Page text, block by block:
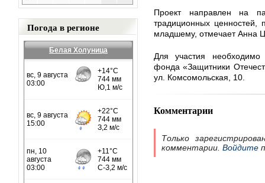
Погода в регионе
Белая Холуница
Проект направлен на
традиционных ценностей,
младшему, отмечает Анна
Для участия
фонда «Защитники
ул. Комсомольская, 10.
Комментарии
Только
комментарии. Войдите